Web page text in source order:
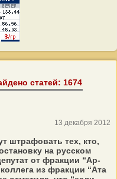
статей: 1674
13 декабря 2012
штрафовать тех, кто,
на русском
от фракции “Ар-
из фракции “Ата